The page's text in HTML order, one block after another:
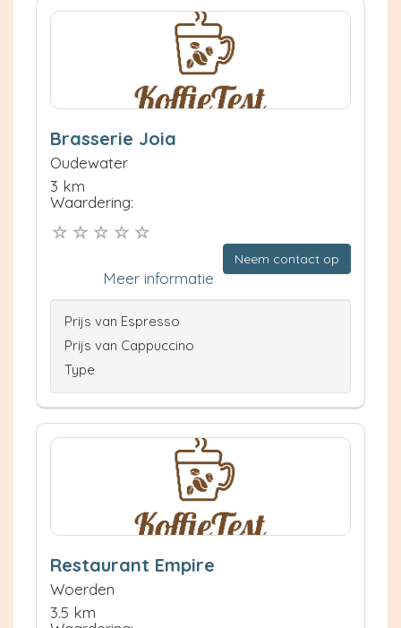
Brasserie Joia
Oudewater
3 km
Waardering:
Neem contact op
Meer informatie
Prijs van Espresso
Prijs van Cappuccino
Type
Restaurant Empire
Woerden
3.5 km